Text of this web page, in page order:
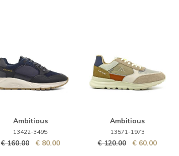
Ambitious
13422-3495
€ 160.00 € 80.00
Ambitious
13571-1973
€ 120.00 € 60.00